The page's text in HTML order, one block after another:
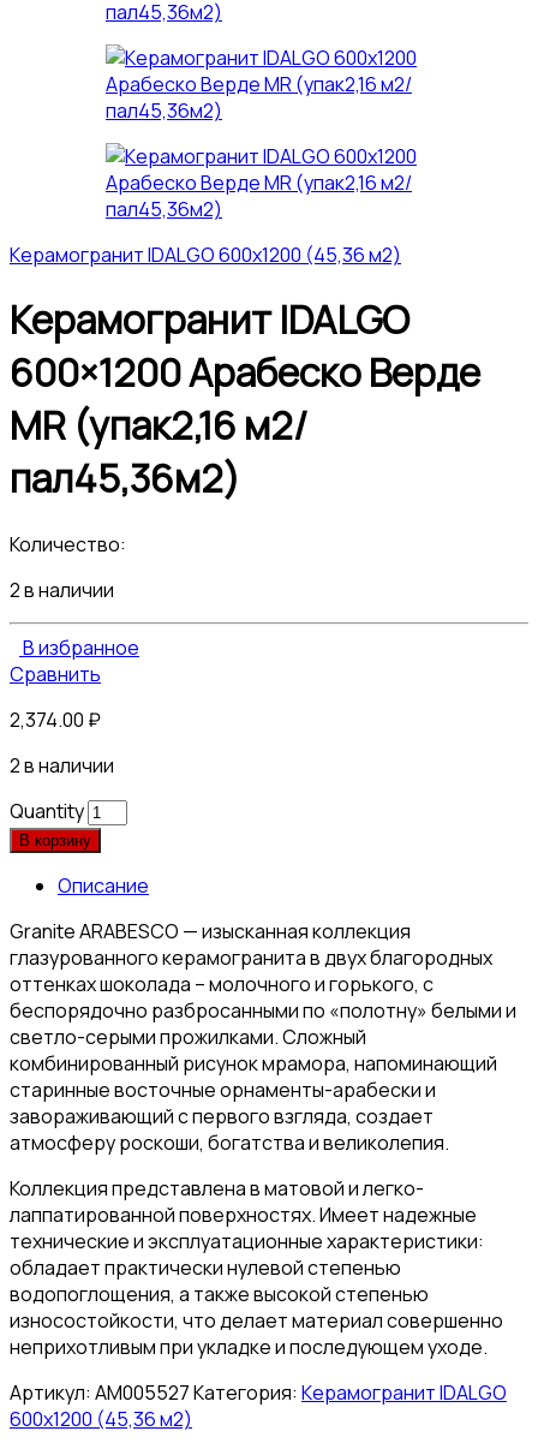
Керамогранит IDALGO 600x1200 (45,36 м2)
Керамогранит IDALGO
600×1200 Арабеско Верде
МR (упак2,16 м2/
пал45,36м2)
Количество:
2 в наличии
В избранное
Сравнить
2,374.00 ₽
2 в наличии
Quantity
В корзину
Описание
Granite ARABESCO — изысканная коллекция
глазурованного керамогранита в двух благородных
оттенках шоколада – молочного и горького, с
беспорядочно разбросанными по «полотну» белыми и
светло-серыми прожилками. Сложный
комбинированный рисунок мрамора, напоминающий
старинные восточные орнаменты-арабески и
завораживающий с первого взгляда, создает
атмосферу роскоши, богатства и великолепия.
Коллекция представлена в матовой и легко-
лаппатированной поверхностях. Имеет надежные
технические и эксплуатационные характеристики:
обладает практически нулевой степенью
водопоглощения, а также высокой степенью
износостойкости, что делает материал совершенно
неприхотливым при укладке и последующем уходе.
Артикул: АМ005527Категория: Керамогранит IDALGO
600x1200 (45,36 м2)